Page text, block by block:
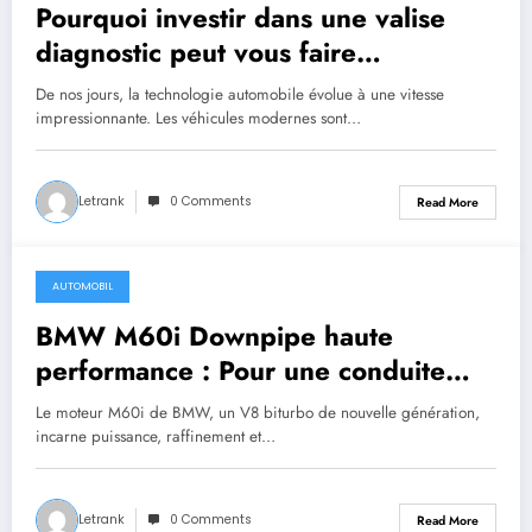
Pourquoi investir dans une valise
diagnostic peut vous faire
économiser des centaines d’euros
De nos jours, la technologie automobile évolue à une vitesse
impressionnante. Les véhicules modernes sont…
Letrank 0 Comments Read More
May 29, 2025
AUTOMOBIL
BMW M60i Downpipe haute
performance : Pour une conduite
plus sportive et fluide
Le moteur M60i de BMW, un V8 biturbo de nouvelle génération,
incarne puissance, raffinement et…
Letrank 0 Comments Read More